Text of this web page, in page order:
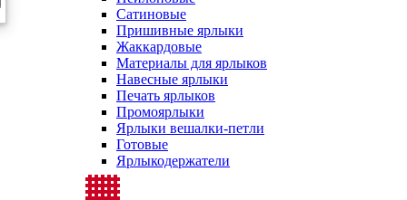
Сатиновые
Пришивные ярлыки
Жаккардовые
Материалы для ярлыков
Навесные ярлыки
Печать ярлыков
Промоярлыки
Ярлыки вешалки-петли
Готовые
Ярлыкодержатели